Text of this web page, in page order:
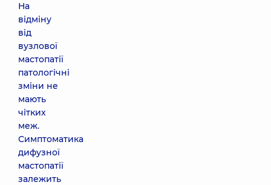
На
відміну
від
вузлової
мастопатії
патологічні
зміни не
мають
чітких
меж.
Симптоматика
дифузної
мастопатії
залежить